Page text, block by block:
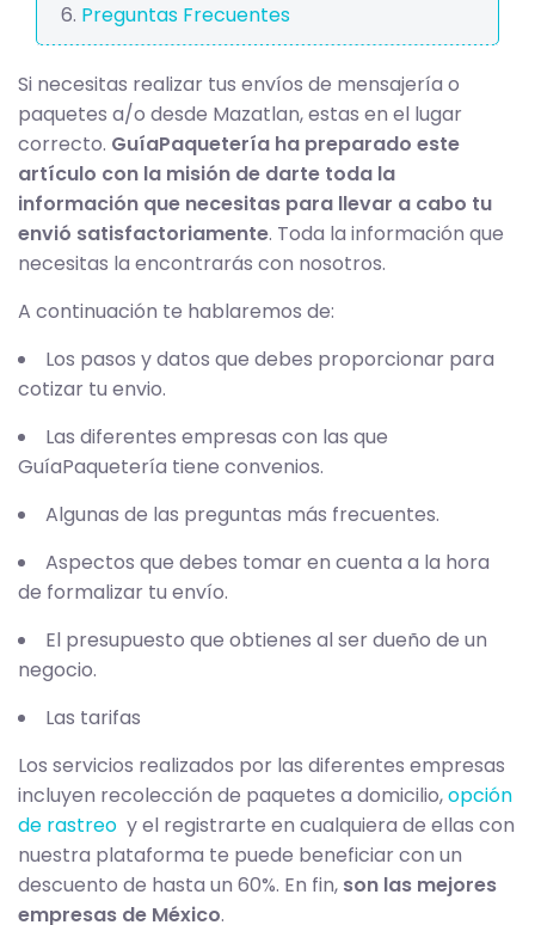
Preguntas Frecuentes
Si necesitas realizar tus envíos de mensajería o
paquetes a/o desde Mazatlan, estas en el lugar
correcto. GuíaPaquetería ha preparado este
artículo con la misión de darte toda la
información que necesitas para llevar a cabo tu
envió satisfactoriamente. Toda la información que
necesitas la encontrarás con nosotros.
A continuación te hablaremos de:
Los pasos y datos que debes proporcionar para
cotizar tu envio.
Las diferentes empresas con las que
GuíaPaquetería tiene convenios.
Algunas de las preguntas más frecuentes.
Aspectos que debes tomar en cuenta a la hora
de formalizar tu envío.
El presupuesto que obtienes al ser dueño de un
negocio.
Las tarifas
Los servicios realizados por las diferentes empresas
incluyen recolección de paquetes a domicilio,opción
de rastreo y el registrarte en cualquiera de ellas con
nuestra plataforma te puede beneficiar con un
descuento de hasta un 60%. En fin, son las mejores
empresas de México.